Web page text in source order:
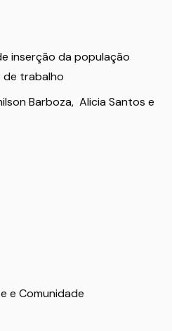
inserção da população
de trabalho
Barboza, Alicia Santos e
e Comunidade